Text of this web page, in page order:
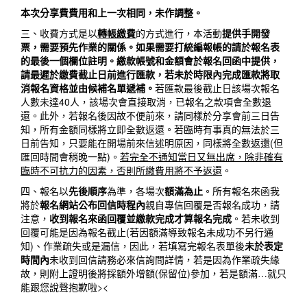
本次分享費費用和上一次相同，未作調整。
三、收費方式是以轉帳繳費的方式進行，本活動提供手開發
票，需要預先作業的關係。如果需要打統編報帳的請於報名表
的最後一個欄位註明。繳款帳號和金額會於報名回函中提供，
請最遲於繳費截止日前進行匯款，若未於時限內完成匯款將取
消報名資格並由候補名單遞補。 若匯款最後截止日該場次報名
人數未達40人，該場次會直接取消，已報名之款項會全數退
還。此外，若報名後因故不便前來，請同樣於分享會前三日告
知，所有金額同樣將立即全數返還。若臨時有事真的無法於三
日前告知，只要能在開場前來信述明原因，同樣將全數返還(但
匯回時間會稍晚一點)。 若完全不通知當日又無出席，除非確有
臨時不可抗力的因素，否則所繳費用將不予返還 。
四、報名以先後順序為準，各場次額滿為止 。所有報名來函我
將於報名網站公布回信時程內親自專信回覆是否報名成功，請
注意， 收到報名來函回覆並繳款完成才算報名完成 。若未收到
回覆可能是因為報名截止(若因額滿導致報名未成功不另行通
知)、作業疏失或是漏信，因此，若填寫完報名表單後未於表定
時間內未收到回信請務必來信詢問詳情，若是因為作業疏失緣
故，則附上證明後將採額外增額(保留位)參加，若是額滿…就只
能跟您說聲抱歉啦><